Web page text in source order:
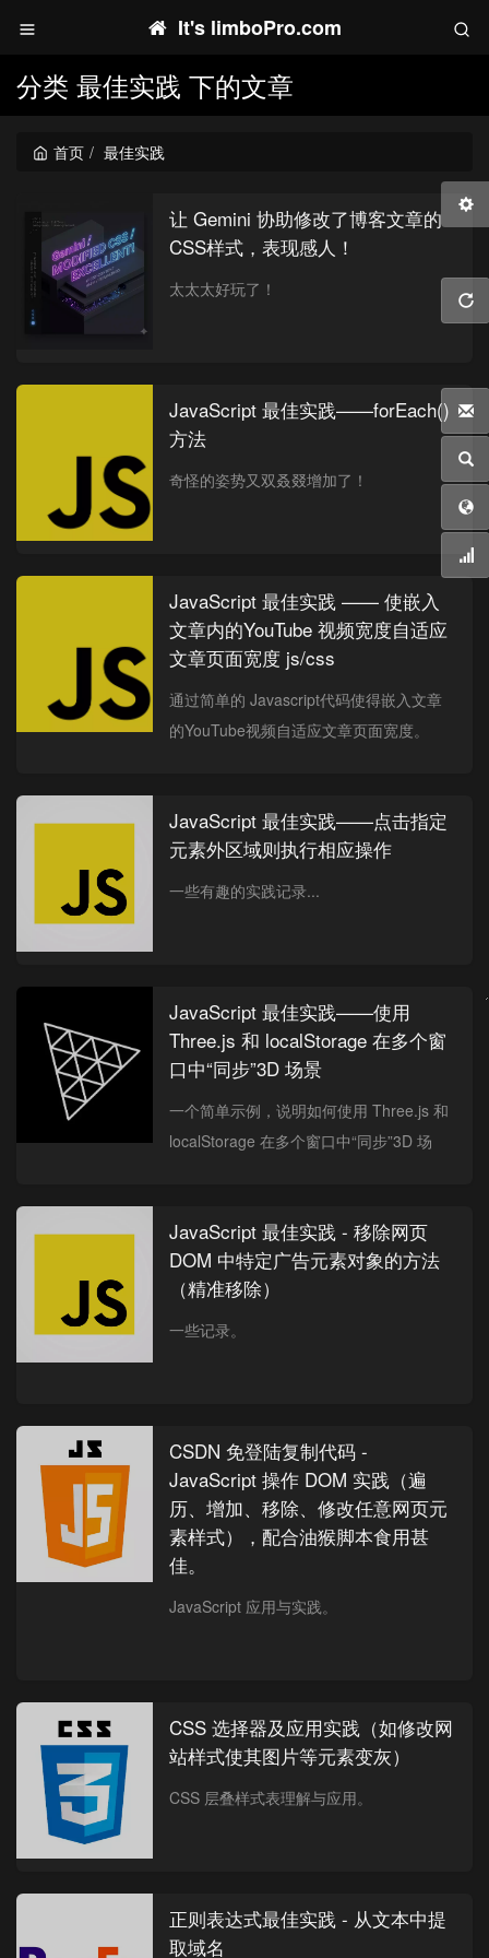
It's limboPro.com
分类 最佳实践 下的文章
首页 最佳实践
让 Gemini 协助修改了博客文章的
CSS样式，表现感人！
太太太好玩了！
JavaScript 最佳实践——forEach()
方法
奇怪的姿势又双叒叕增加了！
JavaScript 最佳实践 —— 使嵌入
文章内的YouTube 视频宽度自适应
文章页面宽度 js/css
通过简单的 Javascript代码使得嵌入文章
的YouTube视频自适应文章页面宽度。
JavaScript 最佳实践——点击指定
元素外区域则执行相应操作
一些有趣的实践记录...
JavaScript 最佳实践——使用
Three.js 和 localStorage 在多个窗
口中“同步”3D 场景
一个简单示例，说明如何使用 Three.js 和
localStorage 在多个窗口中“同步”3D 场
JavaScript 最佳实践 - 移除网页
DOM 中特定广告元素对象的方法
（精准移除）
一些记录。
CSDN 免登陆复制代码 -
JavaScript 操作 DOM 实践（遍
历、增加、移除、修改任意网页元
素样式），配合油猴脚本食用甚
佳。
JavaScript 应用与实践。
CSS 选择器及应用实践（如修改网
站样式使其图片等元素变灰）
CSS 层叠样式表理解与应用。
正则表达式最佳实践 - 从文本中提
取域名